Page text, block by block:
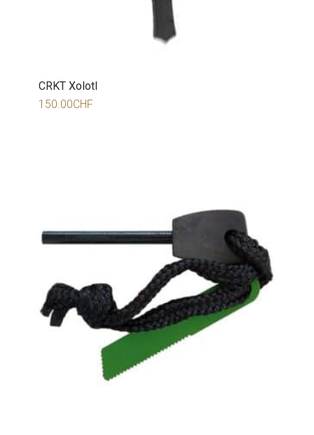
CRKT Xolotl
150.00CHF